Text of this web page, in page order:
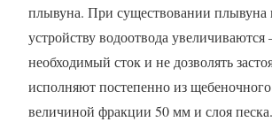
плывуна. При существовании плывуна
устройству водоотвода
необходимый сток и не дозволять
исполняют постепенно из
величиной фракции 50 мм и слоя